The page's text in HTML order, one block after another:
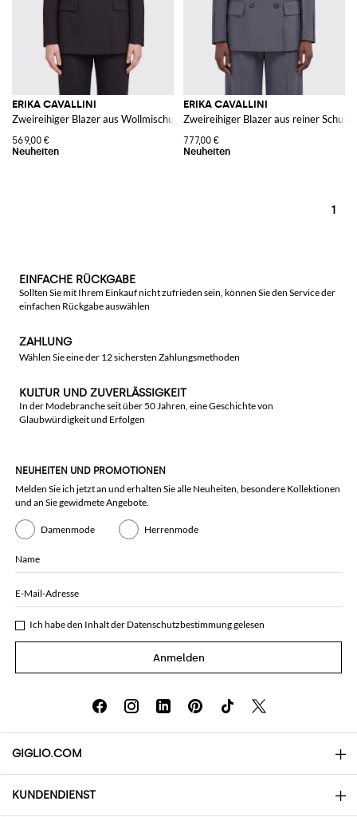
ERIKA CAVALLINI
Zweireihiger Blazer aus Wollmischung mit steigendem Revers
569,00 €
ERIKA CAVALLINI
Zweireihiger Blazer aus reiner
777,00 €
1
EINFACHE RÜCKGABE
Sollten Sie mit Ihrem Einkauf nicht zufrieden sein, können Sie den Service der
einfachen Rückgabe auswählen
ZAHLUNG
Wählen Sie eine der 12 sichersten Zahlungsmethoden
KULTUR UND ZUVERLÄSSIGKEIT
In der Modebranche seit über 50 Jahren, eine Geschichte von
Glaubwürdigkeit und Erfolgen
NEUHEITEN UND PROMOTIONEN
Melden Sie ich jetzt an und erhalten Sie alle Neuheiten, besondere Kollektionen
und an Sie gewidmete Angebote.
Damenmode Herrenmode
Name
E-Mail-Adresse
Ich habe den Inhalt der Datenschutzbestimmunggelesen
Anmelden
GIGLIO.COM
Über uns
KUNDENDIENST